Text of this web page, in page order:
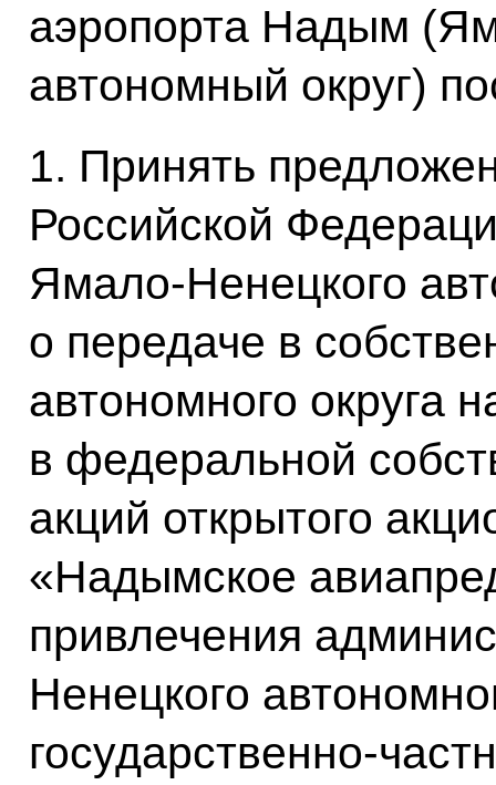
аэропорта Надым
автономный округ)
1. Принять
Российской
Ямало-Ненецкого
о передаче в
автономного округа
в федеральной
акций открытого
«Надымское
привлечения
Ненецкого
государственно-